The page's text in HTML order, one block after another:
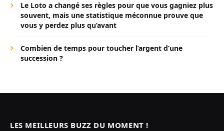
Le Loto a changé ses règles pour que vous gagniez plus
souvent, mais une statistique méconnue prouve que
vous y perdez plus qu’avant
Combien de temps pour toucher l’argent d’une
succession ?
LES MEILLEURS BUZZ DU MOMENT !